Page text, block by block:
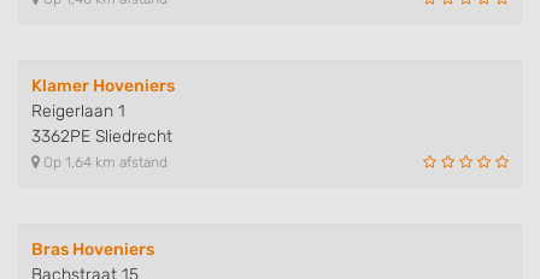
Klamer Hoveniers
Reigerlaan 1
3362PE Sliedrecht
Op 1,64 km afstand
Bras Hoveniers
Bachstraat 15